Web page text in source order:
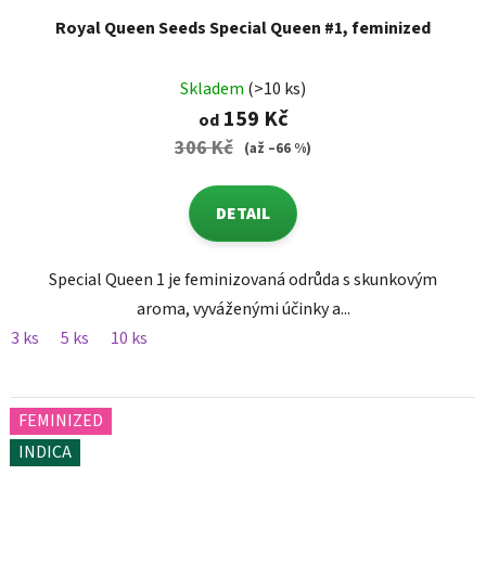
Royal Queen Seeds Special Queen #1, feminized
Skladem (>10 ks)
od159 Kč
306 Kč (až –66 %)
DETAIL
Special Queen 1 je feminizovaná odrůda s skunkovým
aroma, vyváženými účinky a...
3 ks
5 ks 10 ks
FEMINIZED
INDICA